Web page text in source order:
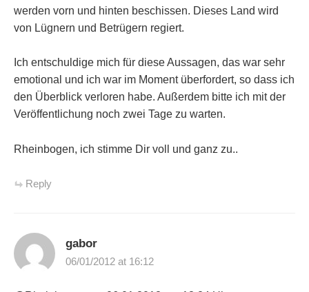
werden vorn und hinten beschissen. Dieses Land wird
von Lügnern und Betrügern regiert.
Ich entschuldige mich für diese Aussagen, das war sehr
emotional und ich war im Moment überfordert, so dass ich
den Überblick verloren habe. Außerdem bitte ich mit der
Veröffentlichung noch zwei Tage zu warten.
Rheinbogen, ich stimme Dir voll und ganz zu..
Reply
gabor
06/01/2012 at 16:12